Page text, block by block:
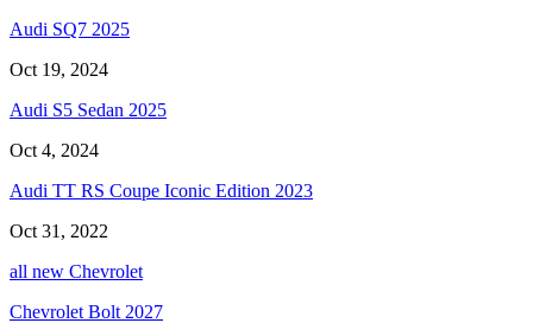
Audi SQ7 2025
Oct 19, 2024
Audi S5 Sedan 2025
Oct 4, 2024
Audi TT RS Coupe Iconic Edition 2023
Oct 31, 2022
all new Chevrolet
Chevrolet Bolt 2027